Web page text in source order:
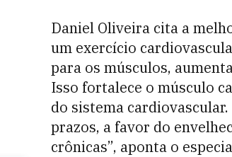
Daniel Oliveira cita a
um exercício
para os músculos,
Isso fortalece o músculo
do sistema
prazos, a favor do
crônicas”, aponta o